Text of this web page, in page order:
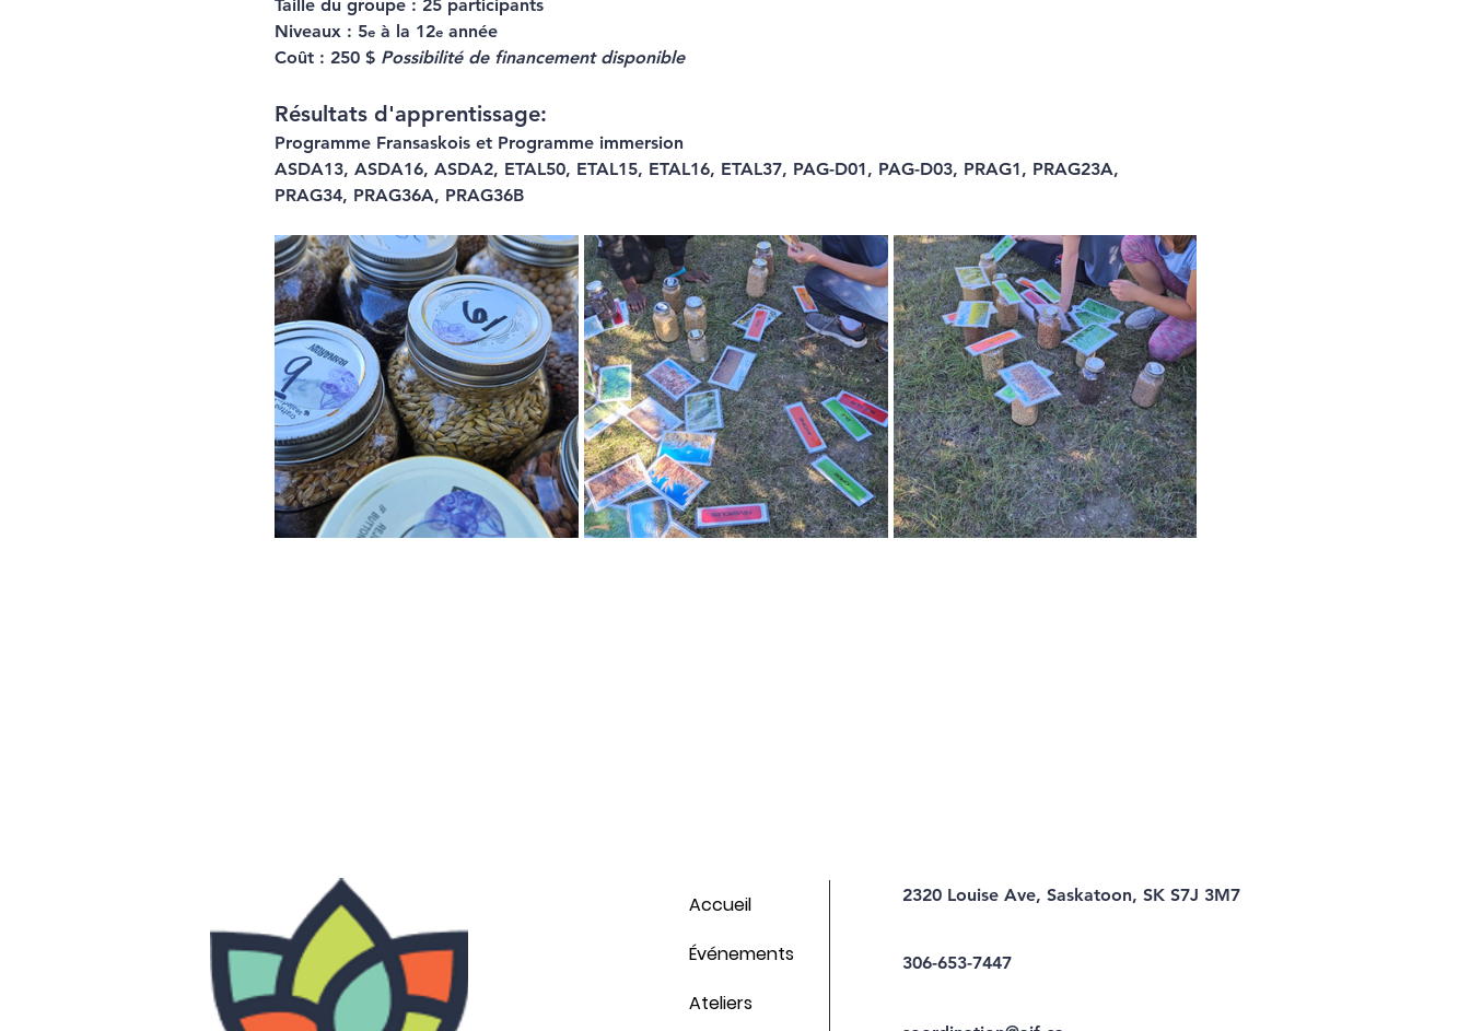
Taille du groupe : 25 participants
Niveaux : 5e à la 12e année
Coût : 250 $ Possibilité de financement disponible
Résultats d'apprentissage:
Programme Fransaskois et Programme immersion
ASDA13, ASDA16, ASDA2, ETAL50, ETAL15, ETAL16, ETAL37, PAG-D01, PAG-D03, PRAG1, PRAG23A,
PRAG34, PRAG36A, PRAG36B
Accueil
Événements
Ateliers
2320 Louise Ave, Saskatoon, SK S7J 3M7
306-653-7447